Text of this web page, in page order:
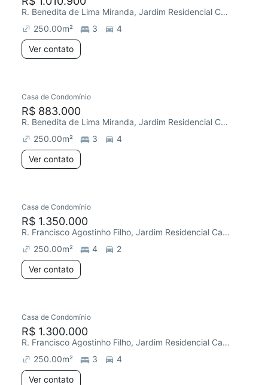
R. Benedita de Lima Miranda, Jardim Residencial Campos do Conde
250.00m² 3
4
Ver contato
Casa de Condomínio
R$ 883.000
R. Benedita de Lima Miranda, Jardim Residencial Campos do Conde
250.00m² 3
4
Ver contato
Chegou este mês
Casa de Condomínio
R$ 1.350.000
R. Francisco Agostinho Filho, Jardim Residencial Campos do Conde
250.00m² 4
2
Ver contato
Casa de Condomínio
R$ 1.300.000
R. Francisco Agostinho Filho, Jardim Residencial Campos do Conde
250.00m² 3
4
Ver contato